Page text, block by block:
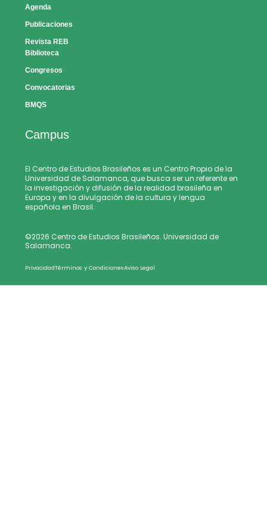
Agenda
Publicaciones
Revista REB
Biblioteca
Congresos
Convocatorias
BMQS
Campus
El Centro de Estudios Brasileños es un Centro Propio de la
Universidad de Salamanca, que busca ser un referente en
la investigación y difusión de la realidad brasileña en
Europa y en la divulgación de la cultura y lengua
española en Brasil.
©2026 Centro de Estudios Brasileños. Universidad de
Salamanca.
PrivacidadTérminos y CondicionesAviso Legal